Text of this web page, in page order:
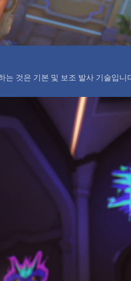
는 것은 기본 및 보조 발사 기술입